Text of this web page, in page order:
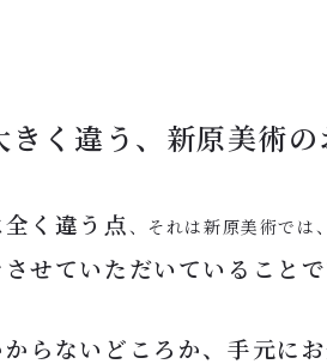
きく違う、新原美術
く違う点 、それは新原美術では、
させていただいていること
らないどころか、手元に